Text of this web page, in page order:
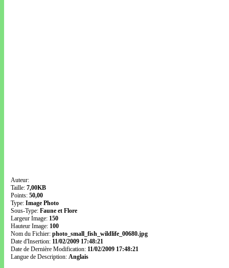
Auteur:
Taille: 7,00KB
Points: 50,00
Type: Image Photo
Sous-Type: Faune et Flore
Largeur Image: 150
Hauteur Image: 100
Nom du Fichier: photo_small_fish_wildlife_00680.jpg
Date d'Insertion: 11/02/2009 17:48:21
Date de Dernière Modification: 11/02/2009 17:48:21
Langue de Description: Anglais